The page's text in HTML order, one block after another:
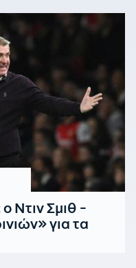
Ντιν Σμιθ -
για τα